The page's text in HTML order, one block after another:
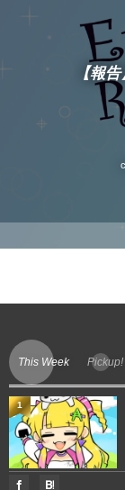
【報
This Week Pickup!
1